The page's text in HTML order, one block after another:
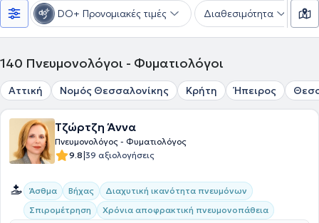
DO+ Προνομιακές τιμές Διαθεσιμότητα
140 Πνευμονολόγοι - Φυματιολόγοι
Αττική Νομός Θεσσαλονίκης Κρήτη Ήπειρος
Τζώρτζη Άννα
Πνευμονολόγος - Φυματιολόγος
9.8|39 αξιολογήσεις
Άσθμα Βήχας
Διαχυτική ικανότητα πνευμόνων
Σπιρομέτρηση
Χρόνια αποφρακτική πνευμονοπάθεια